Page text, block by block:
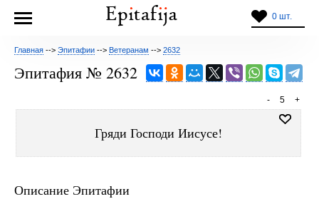
0 шт.
Главная --> Эпитафии --> Ветеранам --> 2632
Эпитафия № 2632
+
5
-
Гряди Господи Иисусе!
Описание Эпитафии